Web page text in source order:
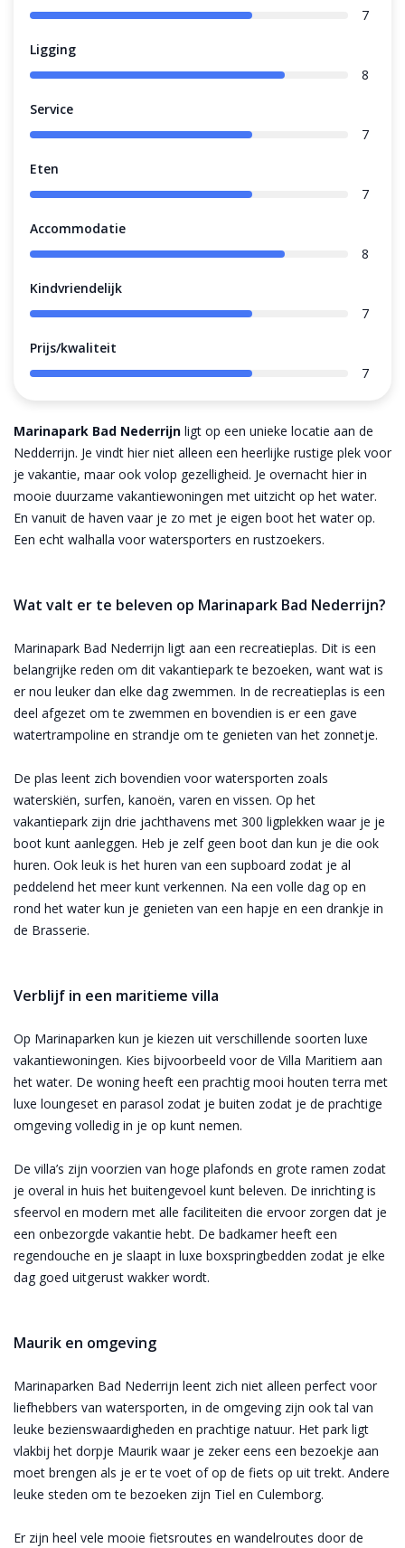
Marinapark Bad Nederrijn ligt op een unieke locatie aan de
Nedderrijn. Je vindt hier niet alleen een heerlijke rustige plek voor
je vakantie, maar ook volop gezelligheid. Je overnacht hier in
mooie duurzame vakantiewoningen met uitzicht op het water.
En vanuit de haven vaar je zo met je eigen boot het water op.
Een echt walhalla voor watersporters en rustzoekers.
Wat valt er te beleven op Marinapark Bad Nederrijn?
Marinapark Bad Nederrijn ligt aan een recreatieplas. Dit is een
belangrijke reden om dit vakantiepark te bezoeken, want wat is
er nou leuker dan elke dag zwemmen. In de recreatieplas is een
deel afgezet om te zwemmen en bovendien is er een gave
watertrampoline en strandje om te genieten van het zonnetje.
De plas leent zich bovendien voor watersporten zoals
waterskiën, surfen, kanoën, varen en vissen. Op het
vakantiepark zijn drie jachthavens met 300 ligplekken waar je je
boot kunt aanleggen. Heb je zelf geen boot dan kun je die ook
huren. Ook leuk is het huren van een supboard zodat je al
peddelend het meer kunt verkennen. Na een volle dag op en
rond het water kun je genieten van een hapje en een drankje in
de Brasserie.
Verblijf in een maritieme villa
Op Marinaparken kun je kiezen uit verschillende soorten luxe
vakantiewoningen. Kies bijvoorbeeld voor de Villa Maritiem aan
het water. De woning heeft een prachtig mooi houten terra met
luxe loungeset en parasol zodat je buiten zodat je de prachtige
omgeving volledig in je op kunt nemen.
De villa’s zijn voorzien van hoge plafonds en grote ramen zodat
je overal in huis het buitengevoel kunt beleven. De inrichting is
sfeervol en modern met alle faciliteiten die ervoor zorgen dat je
een onbezorgde vakantie hebt. De badkamer heeft een
regendouche en je slaapt in luxe boxspringbedden zodat je elke
dag goed uitgerust wakker wordt.
Maurik en omgeving
Marinaparken Bad Nederrijn leent zich niet alleen perfect voor
liefhebbers van watersporten, in de omgeving zijn ook tal van
leuke bezienswaardigheden en prachtige natuur. Het park ligt
vlakbij het dorpje Maurik waar je zeker eens een bezoekje aan
moet brengen als je er te voet of op de fiets op uit trekt. Andere
leuke steden om te bezoeken zijn Tiel en Culemborg.
Er zijn heel vele mooie fietsroutes en wandelroutes door de
7
Ligging
8
Service
7
Eten
7
Accommodatie
8
Kindvriendelijk
7
Prijs/kwaliteit
7